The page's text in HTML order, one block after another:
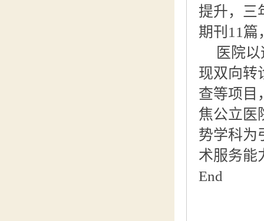
提升，三
期刊11篇
医院
现双向转
查等项目
焦公立医
势学科为
术服务能
End